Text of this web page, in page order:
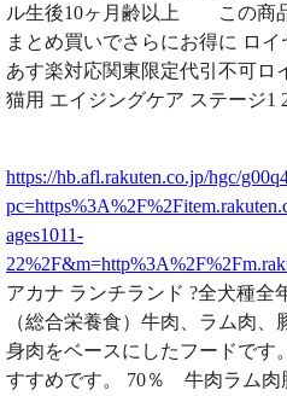
ル生後10ヶ月齢以上 この商
まとめ買いでさらにお得に ロ
あす楽対応関東限定代引不可ロ
猫用 エイジングケア ステージ1
https://hb.afl.rakuten.co.jp/hgc/
ages1011-
アカナ ランチランド ?全犬種全
（総合栄養食）牛肉、ラム肉
身肉をベースにしたフードです
すすめです。 70％ 牛肉ラム